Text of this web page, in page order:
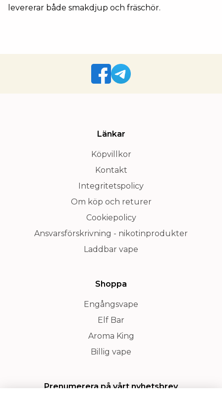
levererar både smakdjup och fräschör.
Länkar
Köpvillkor
Kontakt
Integritetspolicy
Om köp och returer
Cookiepolicy
Ansvarsförskrivning - nikotinprodukter
Laddbar vape
Shoppa
Engångsvape
Elf Bar
Aroma King
Billig vape
Prenumerera på vårt nyhetsbrev